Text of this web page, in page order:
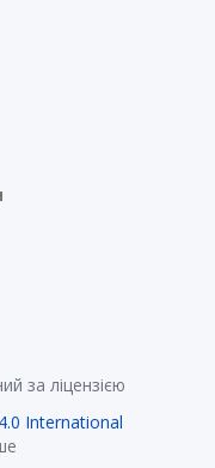
за ліцензією
International